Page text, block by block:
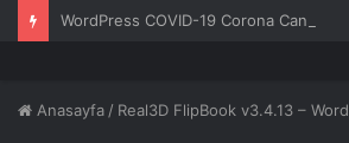
WordPress COVID-19 Corona Canlı
Anasayfa / Real3D FlipBook v3.4.13 –